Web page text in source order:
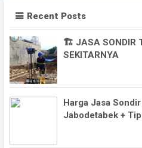
Recent Posts
🏗️ JASA SONDIR
SEKITARNYA
Harga Jasa
Jabodetabek +